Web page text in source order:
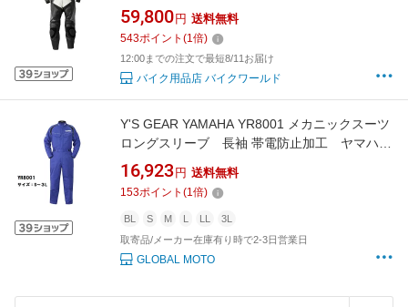
ク （バイク用レザースーツ/革ツナギ/ワン
ピース）サーキット/ミニバイク）
59,800 円 送料無料
543ポイント (1倍)
12:00までの注文で最短8/11お届け
バイク用品店 バイクワールド
Y'S GEAR YAMAHA YR8001 メカニックスーツ
ロングスリーブ 長袖 帯電防止加工 ヤマハロ
ゴ入り
16,923 円 送料無料
153ポイント (1倍)
BL S M L LL
3L
取寄品/メーカー在庫有り時で2-3日営業日
GLOBAL MOTO